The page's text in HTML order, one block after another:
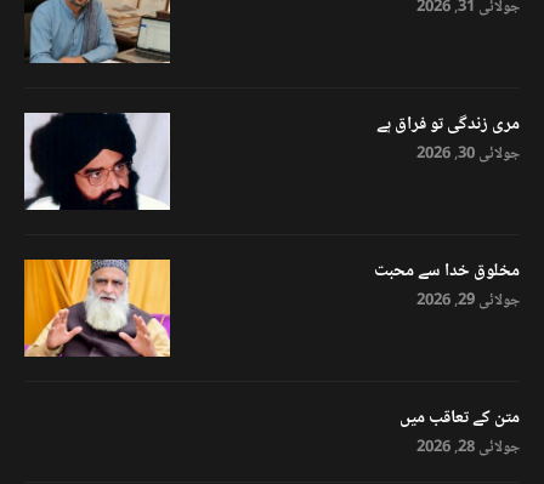
جولائی 31, 2026
مری زندگی تو فراق ہے
جولائی 30, 2026
مخلوق خدا سے محبت
جولائی 29, 2026
متن کے تعاقب میں
جولائی 28, 2026